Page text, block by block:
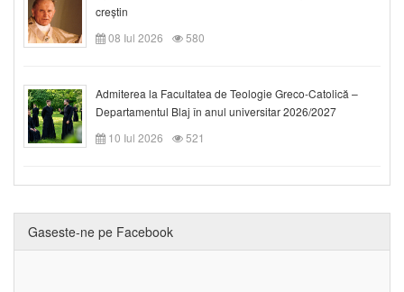
creștin
08 Iul 2026
580
Admiterea la Facultatea de Teologie Greco-Catolică –
Departamentul Blaj în anul universitar 2026/2027
10 Iul 2026
521
Gaseste-ne pe Facebook